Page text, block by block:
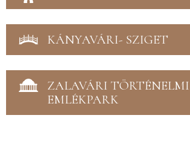
KÁNYAVÁRI- SZIGET
ZALAVÁRI TÖRTÉNELMI
EMLÉKPARK